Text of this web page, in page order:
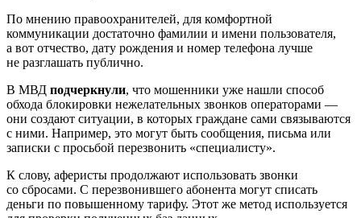
По мнению правоохранителей, для комфортной
коммуникации достаточно фамилии и имени пользователя,
а вот отчество, дату рождения и номер телефона лучше
не разглашать публично.
В МВД подчеркнули, что мошенники уже нашли способ
обхода блокировки нежелательных звонков операторами —
они создают ситуации, в которых граждане сами связываются
с ними. Например, это могут быть сообщения, письма или
записки с просьбой перезвонить «специалисту».
К слову, аферисты продолжают использовать звонки
со сбросами. С перезвонившего абонента могут списать
деньги по повышенному тарифу. Этот же метод используется